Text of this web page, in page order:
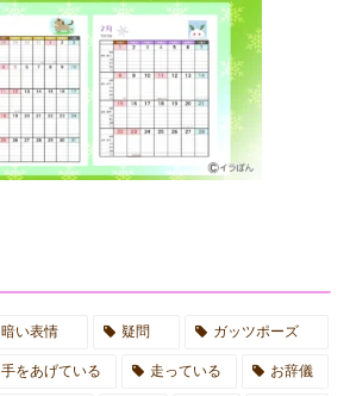
暗い表情 疑問 ガッツポーズ
手をあげている 走っている お辞儀